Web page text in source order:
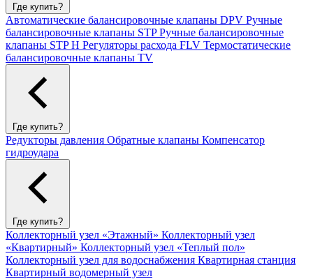
Где купить?
Автоматические балансировочные клапаны DPV Ручные
балансировочные клапаны STPРучные балансировочные
клапаны STP H Регуляторы расхода FLV Термостатические
балансировочные клапаны TV
Где купить?
Редукторы давления Обратные клапаны Компенсатор
гидроудара
Где купить?
Коллекторный узел «Этажный» Коллекторный узел
«Квартирный» Коллекторный узел «Теплый пол»
Коллекторный узел для водоснабжения Квартирная станция
Квартирный водомерный узел